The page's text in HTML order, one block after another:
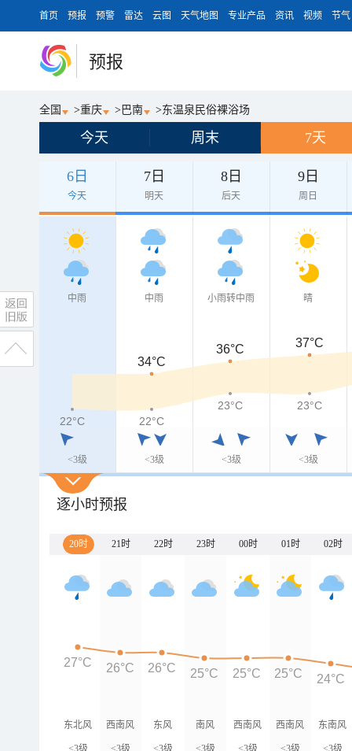
首页 预报 预警 雷达 云图 天气地图 专业产品 资讯 视频 节气
预报
全国 >重庆 > 巴南 >东温泉民俗裸浴场
今天 周末 7天
6日
今天
7日
明天
8日
后天
9日
周日
中雨
<3级
中雨
<3级
小雨转中雨
<3级
晴
<3级
34°C
36°C 37°C
22°C 22°C
23°C 23°C
逐小时预报
20时 21时 22时 23时 00时 01时 02时
东北风
<3级
西南风
<3级
东风
<3级
南风
<3级
西南风
<3级
西南风
<3级
东南风
<3级
27°C 26°C 26°C 25°C 25°C 25°C 24°C